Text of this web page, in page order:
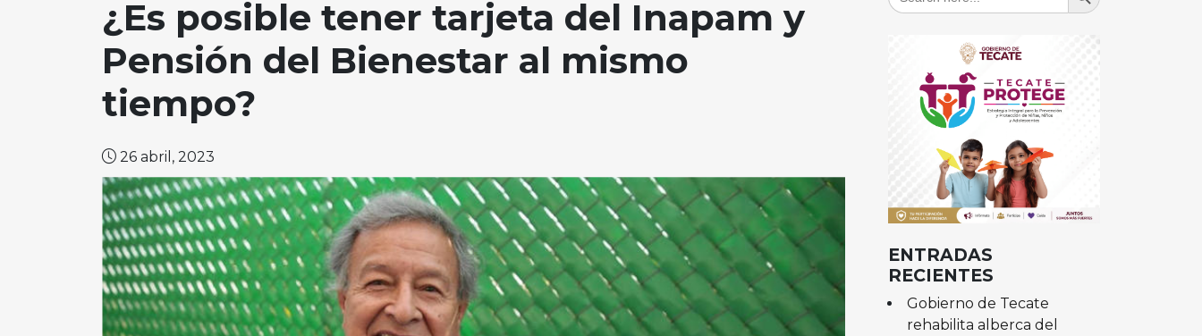
¿Es posible tener tarjeta del Inapam y
Pensión del Bienestar al mismo
tiempo?
26 abril, 2023
ENTRADAS
RECIENTES
Gobierno de Tecate
rehabilita alberca del